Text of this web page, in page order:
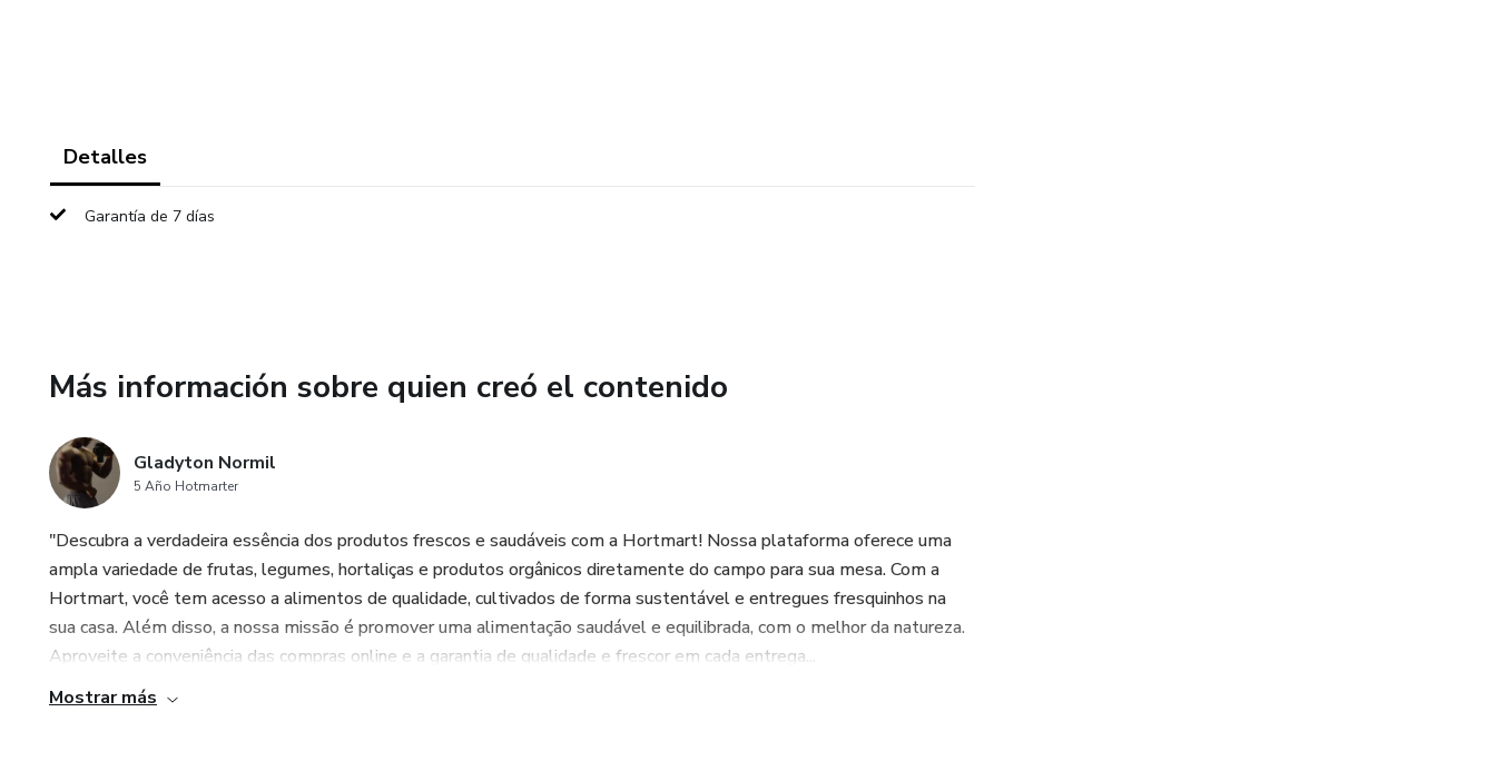
Detalles
Garantía de 7 días
Más información sobre quien creó el contenido
Gladyton Normil
5 Año Hotmarter
"Descubra a verdadeira essência dos produtos frescos e saudáveis com a Hortmart! Nossa plataforma oferece uma
ampla variedade de frutas, legumes, hortaliças e produtos orgânicos diretamente do campo para sua mesa. Com a
Hortmart, você tem acesso a alimentos de qualidade, cultivados de forma sustentável e entregues fresquinhos na
sua casa. Além disso, a nossa missão é promover uma alimentação saudável e equilibrada, com o melhor da natureza.
Aproveite a conveniência das compras online e a garantia de qualidade e frescor em cada entrega...
Mostrar más